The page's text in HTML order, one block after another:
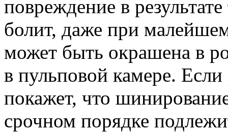
повреждение в
болит, даже при
может быть окрашена в
в пульповой камере.
покажет, что
срочном порядке